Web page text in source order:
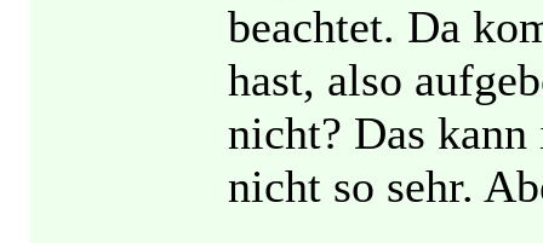
beachtet. Da
hast, also
nicht? Das kann
nicht so sehr.